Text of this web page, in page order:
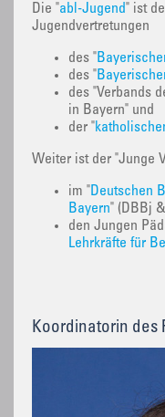
Die "abl-Jugend" ist
Jugendvertretungen
des "
des "
des "Verbands
in Bayern" und
der "
Weiter ist der "Junge
im "Deutschen
Bayern" (DBBj
den Jungen
Lehrkräfte für
Koordinatorin des